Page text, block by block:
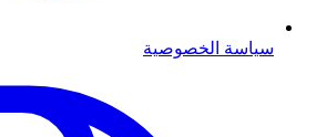
سياسة الخصوصية